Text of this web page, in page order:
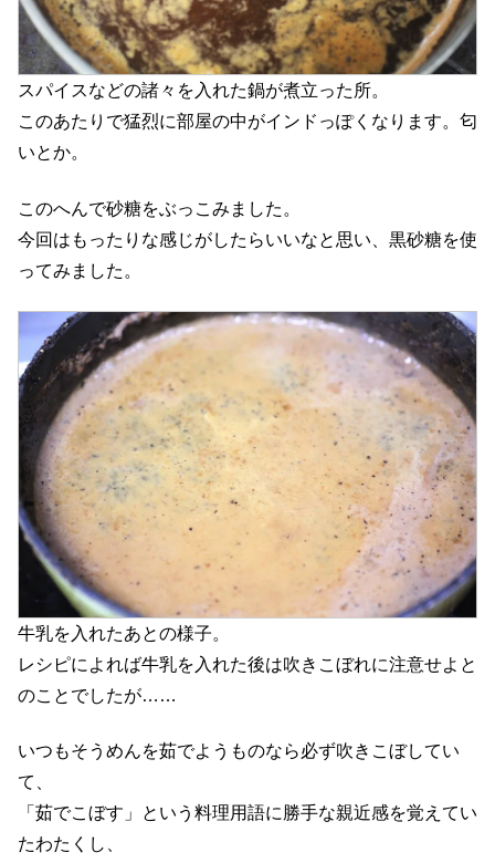
スパイスなどの諸々を入れた鍋が煮立った所。
このあたりで猛烈に部屋の中がインドっぽくなります。匂
いとか。
このへんで砂糖をぶっこみました。
今回はもったりな感じがしたらいいなと思い、黒砂糖を使
ってみました。
牛乳を入れたあとの様子。
レシピによれば牛乳を入れた後は吹きこぼれに注意せよと
のことでしたが……
いつもそうめんを茹でようものなら必ず吹きこぼしてい
て、
「茹でこぼす」という料理用語に勝手な親近感を覚えてい
たわたくし、